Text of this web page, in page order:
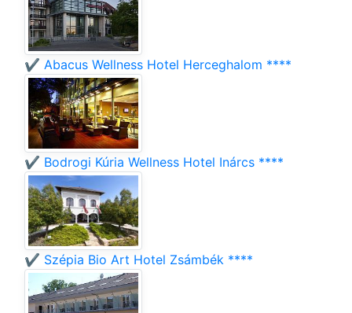
✔️ Abacus Wellness Hotel Herceghalom ****
✔️ Bodrogi Kúria Wellness Hotel Inárcs ****
✔️ Szépia Bio Art Hotel Zsámbék ****